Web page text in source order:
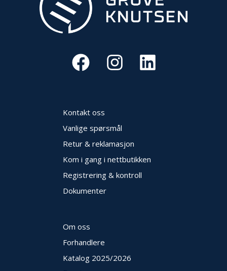
Kontakt oss
Vanlige spørsmål
Retur & reklamasjon
Kom i gang i nettbutikken
Registrering & kontroll
Dokumenter
Om oss
Forhandlere
Katalog 2025/2026